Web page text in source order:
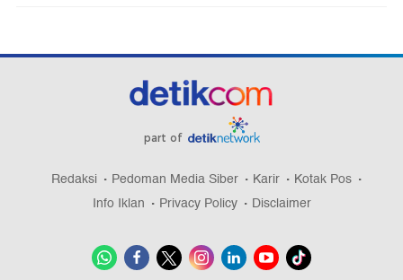
part of
Redaksi Pedoman Media Siber Karir
Kotak Pos
Info Iklan
Privacy Policy Disclaimer